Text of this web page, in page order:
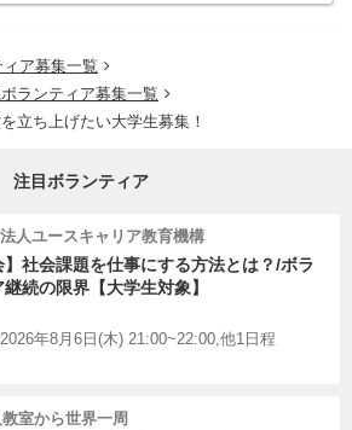
ア募集一覧
ランティア募集一覧
立ち上げたい大学生募集！
注目ボランティア
人ユースキャリア教育機構
】社会課題を仕事にする方法とは？/ボラ
続の限界【大学生対象】
2026年8月6日(木) 21:00~22:00,他1日程
室から世界一周